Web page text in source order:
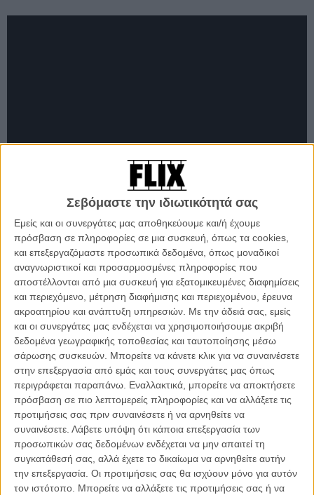
Σεβόμαστε την ιδιωτικότητά σας
Εμείς και οι συνεργάτες μας αποθηκεύουμε και/ή έχουμε
πρόσβαση σε πληροφορίες σε μια συσκευή, όπως τα cookies,
και επεξεργαζόμαστε προσωπικά δεδομένα, όπως μοναδικοί
αναγνωριστικοί και προσαρμοσμένες πληροφορίες που
αποστέλλονται από μια συσκευή για εξατομικευμένες διαφημίσεις
και περιεχόμενο, μέτρηση διαφήμισης και περιεχομένου, έρευνα
ακροατηρίου και ανάπτυξη υπηρεσιών. Με την άδειά σας, εμείς
και οι συνεργάτες μας ενδέχεται να χρησιμοποιήσουμε ακριβή
δεδομένα γεωγραφικής τοποθεσίας και ταυτοποίησης μέσω
σάρωσης συσκευών. Μπορείτε να κάνετε κλικ για να συναινέσετε
στην επεξεργασία από εμάς και τους συνεργάτες μας όπως
περιγράφεται παραπάνω. Εναλλακτικά, μπορείτε να αποκτήσετε
πρόσβαση σε πιο λεπτομερείς πληροφορίες και να αλλάξετε τις
προτιμήσεις σας πριν συναινέσετε ή να αρνηθείτε να
συναινέσετε. Λάβετε υπόψη ότι κάποια επεξεργασία των
προσωπικών σας δεδομένων ενδέχεται να μην απαιτεί τη
συγκατάθεσή σας, αλλά έχετε το δικαίωμα να αρνηθείτε αυτήν
την επεξεργασία. Οι προτιμήσεις σας θα ισχύουν μόνο για αυτόν
τον ιστότοπο. Μπορείτε να αλλάξετε τις προτιμήσεις σας ή να
Alien, 1979, Ρίντλεϊ Σκοτ «Μια κλασική ταινία αγωνίας.»